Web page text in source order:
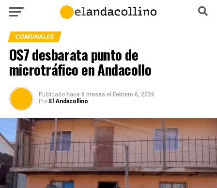
COMUNALES
OS7 desbarata punto de
microtráfico en Andacollo
Publicado hace 6 meses el Febrero 6, 2026
Por El Andacollino